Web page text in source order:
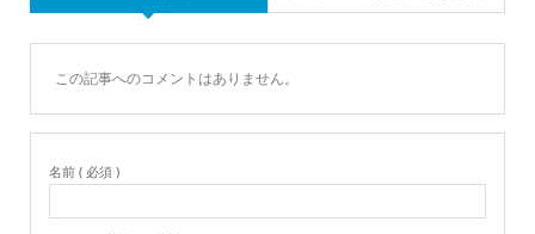
この記事へのコメントはありません。
名前 ( 必須 )